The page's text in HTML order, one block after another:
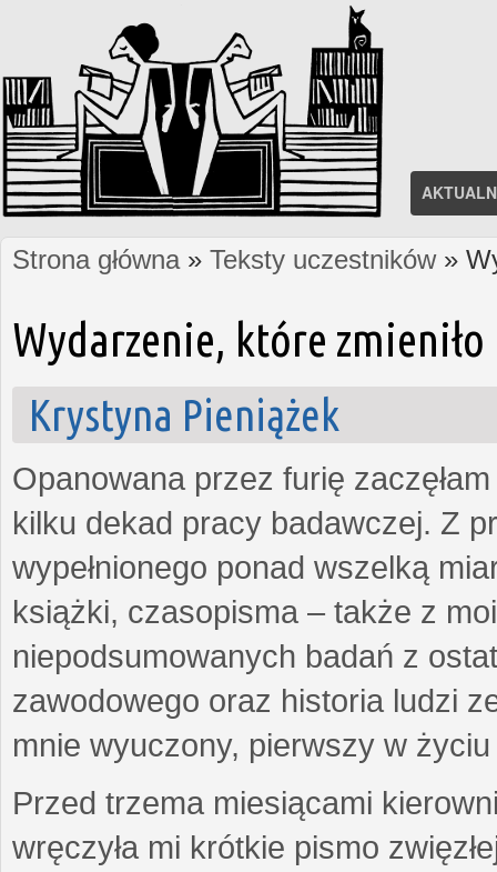
Jesteś tutaj
Strona główna» Teksty uczestników»
Wydarzenie, które
Krystyna Pieniążek
Opanowana przez furię
kilku dekad pracy badawczej. Z
wypełnionego ponad wszelką
książki, czasopisma – także z
niepodsumowanych badań z
zawodowego oraz historia ludzi
mnie wyuczony, pierwszy w
Przed trzema miesiącami
wręczyła mi krótkie pismo